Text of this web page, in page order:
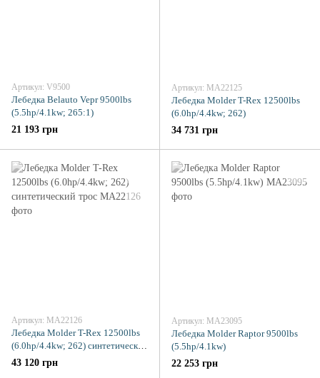
Артикул: V9500
Лебедка Belauto Vepr 9500lbs
(5.5hp/4.1kw; 265:1)
21 193 грн
Артикул: MA22125
Лебедка Molder T-Rex 12500lbs
(6.0hp/4.4kw; 262)
34 731 грн
Артикул: MA22126
Лебедка Molder T-Rex 12500lbs
(6.0hp/4.4kw; 262) синтетический
трос
43 120 грн
Артикул: MA23095
Лебедка Molder Raptor 9500lbs
(5.5hp/4.1kw)
22 253 грн